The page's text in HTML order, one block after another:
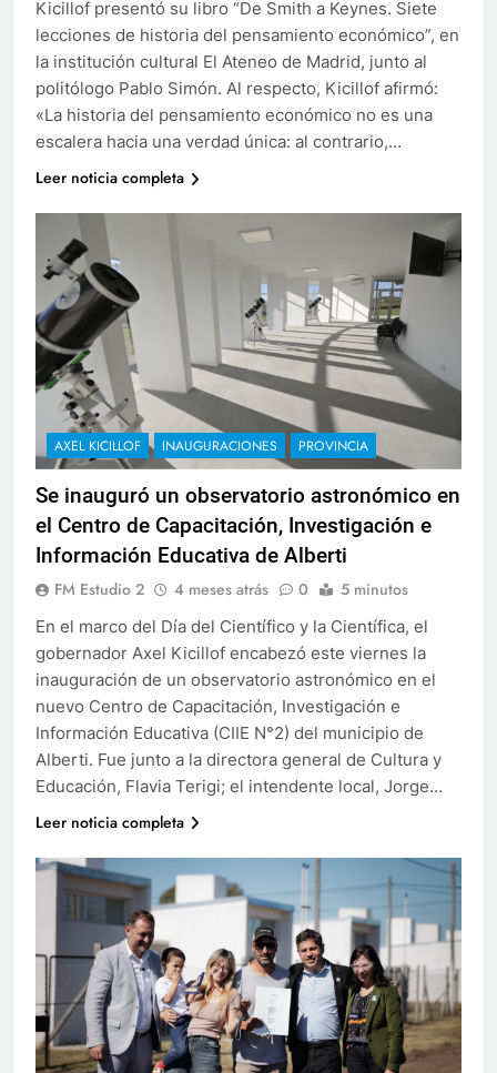
Kicillof presentó su libro “De Smith a Keynes. Siete
lecciones de historia del pensamiento económico”, en
la institución cultural El Ateneo de Madrid, junto al
politólogo Pablo Simón. Al respecto, Kicillof afirmó:
«La historia del pensamiento económico no es una
escalera hacia una verdad única: al contrario,…
Leer noticia completa
AXEL KICILLOF INAUGURACIONES PROVINCIA
Se inauguró un observatorio astronómico en
el Centro de Capacitación, Investigación e
Información Educativa de Alberti
FM Estudio 2 4 meses atrás 0 5 minutos
En el marco del Día del Científico y la Científica, el
gobernador Axel Kicillof encabezó este viernes la
inauguración de un observatorio astronómico en el
nuevo Centro de Capacitación, Investigación e
Información Educativa (CIIE N°2) del municipio de
Alberti. Fue junto a la directora general de Cultura y
Educación, Flavia Terigi; el intendente local, Jorge…
Leer noticia completa